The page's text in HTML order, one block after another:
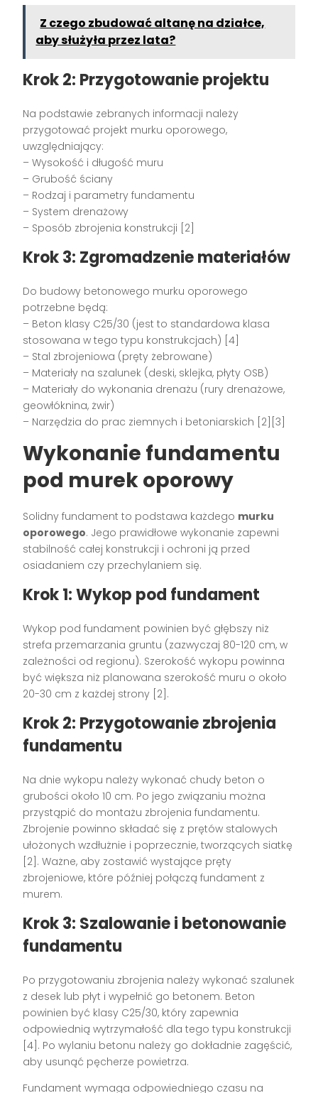
Z czego zbudować altanę na działce,
aby służyła przez lata?
Krok 2: Przygotowanie projektu
Na podstawie zebranych informacji należy
przygotować projekt murku oporowego,
uwzględniający:
– Wysokość i długość muru
– Grubość ściany
– Rodzaj i parametry fundamentu
– System drenażowy
– Sposób zbrojenia konstrukcji [2]
Krok 3: Zgromadzenie materiałów
Do budowy betonowego murku oporowego
potrzebne będą:
– Beton klasy C25/30 (jest to standardowa klasa
stosowana w tego typu konstrukcjach) [4]
– Stal zbrojeniowa (pręty żebrowane)
– Materiały na szalunek (deski, sklejka, płyty OSB)
– Materiały do wykonania drenażu (rury drenażowe,
geowłóknina, żwir)
– Narzędzia do prac ziemnych i betoniarskich [2][3]
Wykonanie fundamentu
pod murek oporowy
Solidny fundament to podstawa każdego murku
oporowego. Jego prawidłowe wykonanie zapewni
stabilność całej konstrukcji i ochroni ją przed
osiadaniem czy przechylaniem się.
Krok 1: Wykop pod fundament
Wykop pod fundament powinien być głębszy niż
strefa przemarzania gruntu (zazwyczaj 80-120 cm, w
zależności od regionu). Szerokość wykopu powinna
być większa niż planowana szerokość muru o około
20-30 cm z każdej strony [2].
Krok 2: Przygotowanie zbrojenia
fundamentu
Na dnie wykopu należy wykonać chudy beton o
grubości około 10 cm. Po jego związaniu można
przystąpić do montażu zbrojenia fundamentu.
Zbrojenie powinno składać się z prętów stalowych
ułożonych wzdłużnie i poprzecznie, tworzących siatkę
[2]. Ważne, aby zostawić wystające pręty
zbrojeniowe, które później połączą fundament z
murem.
Krok 3: Szalowanie i betonowanie
fundamentu
Po przygotowaniu zbrojenia należy wykonać szalunek
z desek lub płyt i wypełnić go betonem. Beton
powinien być klasy C25/30, który zapewnia
odpowiednią wytrzymałość dla tego typu konstrukcji
[4]. Po wylaniu betonu należy go dokładnie zagęścić,
aby usunąć pęcherze powietrza.
Fundament wymaga odpowiedniego czasu na